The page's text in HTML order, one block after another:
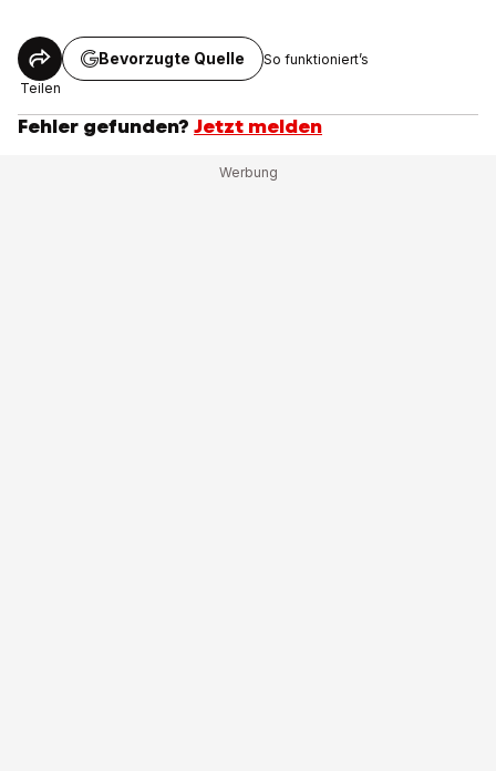
Teilen
Bevorzugte Quelle So funktioniert’s
Fehler gefunden? Jetzt melden